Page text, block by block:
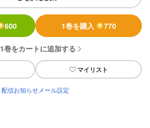
600 1巻を購入 770
1巻をカートに追加する
マイリスト
配信お知らせメール設定